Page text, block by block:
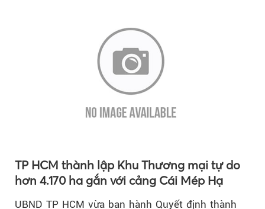
TP HCM thành lập Khu Thương mại tự do
hơn 4.170 ha gắn với cảng Cái Mép Hạ
UBND TP HCM vừa ban hành Quyết định thành